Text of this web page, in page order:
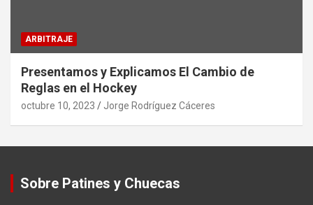
ARBITRAJE
Presentamos y Explicamos El Cambio de
Reglas en el Hockey
octubre 10, 2023 Jorge Rodríguez Cáceres
Sobre Patines y Chuecas